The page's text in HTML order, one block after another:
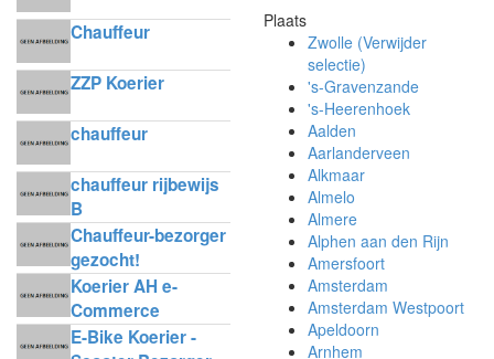
Chauffeur
ZZP Koerier
chauffeur
chauffeur rijbewijs
B
Chauffeur-bezorger
gezocht!
Koerier AH e-
Commerce
Delivery
E-Bike Koerier -
Plaats
Zwolle (Verwijder
selectie)
's-Gravenzande
's-Heerenhoek
Aalden
Aarlanderveen
Alkmaar
Almelo
Almere
Alphen aan den Rijn
Amersfoort
Amsterdam
Amsterdam Westpoort
Apeldoorn
Arnhem